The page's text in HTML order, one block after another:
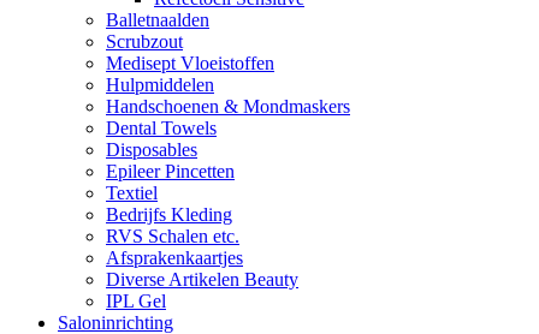
Balletnaalden
Scrubzout
Medisept Vloeistoffen
Hulpmiddelen
Handschoenen & Mondmaskers
Dental Towels
Disposables
Epileer Pincetten
Textiel
Bedrijfs Kleding
RVS Schalen etc.
Afsprakenkaartjes
Diverse Artikelen Beauty
IPL Gel
Saloninrichting